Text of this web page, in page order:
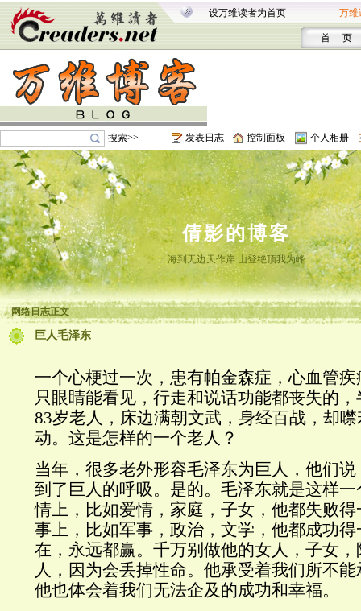
设万维读者为首页 万维
首 页
搜索>> 发表日志 控制面板 个人相册
倩影的博客
海到无边天作岸 山登绝顶我为峰
网络日志正文
巨人毛泽东
一个心梗过一次，患有帕金森症，心血管
只眼睛能看见，行走和说话功能都丧失的
83岁老人，床边满朝文武，身经百战，却
动。这是怎样的一个老人？
当年，很多老外形容毛泽东为巨人，他们
到了巨人的呼吸。是的。毛泽东就是这样
情上，比如爱情，家庭，子女，他都失败
事上，比如军事，政治，文学，他都成功
在，永远都赢。千万别做他的女人，子女
人，因为会丢掉性命。他承受着我们所不
他也体会着我们无法企及的成功和幸福。